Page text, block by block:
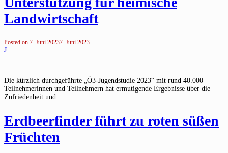
Landwirtschaft
Posted on 7. Juni 20237. Juni 2023
J
Die kürzlich durchgeführte „Ö3-Jugendstudie 2023“ mit rund 40.000
Teilnehmerinnen und Teilnehmern hat ermutigende Ergebnisse über die
Zufriedenheit und...
Erdbeerfinder führt zu roten süßen
Früchten